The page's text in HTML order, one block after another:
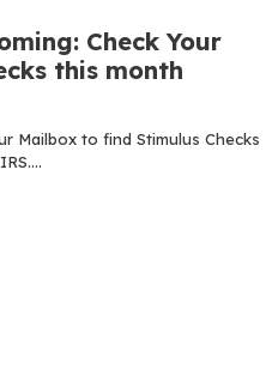
Check Your
this month
Mailbox to find Stimulus Checks